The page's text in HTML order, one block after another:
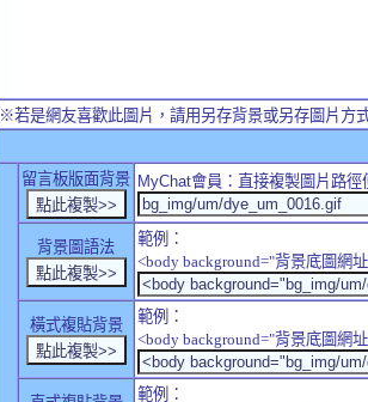
※若是網友喜歡此圖片，請用另存背景或另存圖片方
留言板版面背景 MyChat會員：直接複製圖片路
背景圖語法
範例：
<body background="背景底圖網
橫式複貼背景
範例：
<body background="背景底圖網
範例：